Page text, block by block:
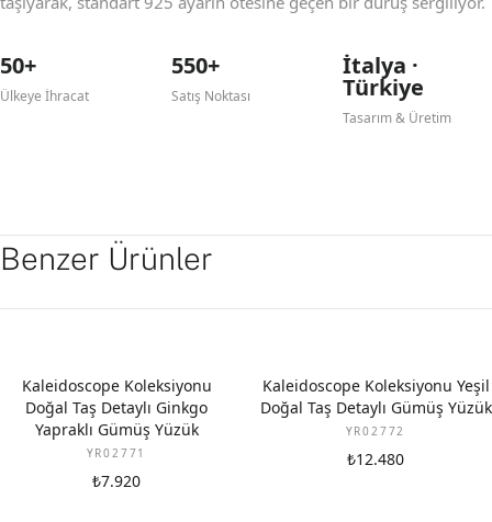
50+
Ülkeye İhracat
550+
Satış Noktası
İtalya ·
Türkiye
Tasarım & Üretim
Benzer Ürünler
Kaleidoscope Koleksiyonu
Doğal Taş Detaylı Ginkgo
Yapraklı Gümüş Yüzük
YR02771
₺7.920
Kaleidoscope Koleksiyonu Yeşil
Doğal Taş Detaylı Gümüş Yüzük
YR02772
₺12.480